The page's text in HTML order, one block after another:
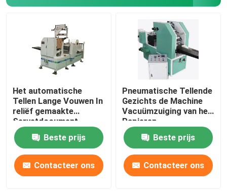
De Machine van de keukenhanddoek
De Machine van het zakweefsel
Document het In reliëf maken Machine
document snijmachine rewinder machine
Het automatische
Tellen Lange Vouwen In
reliëf gemaakte
Servetdocument
Servetmachine
410x285mmBeste prijs
Contacteer ons
Pneumatische Tellende
Gezichts de Machine
Vacuümzuiging van het
Papieren
zakdoekjeservet
Beste prijs
Contacteer ons